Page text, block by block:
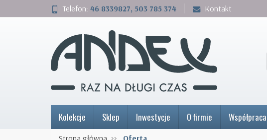
Telefon: 46 8339827, 503 785 374 Kontakt
Kolekcje Sklep Inwestycje O firmie Współpraca
Strona główna Oferta